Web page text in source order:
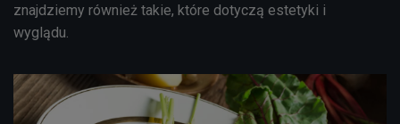
znajdziemy również takie, które dotyczą estetyki i
wyglądu.